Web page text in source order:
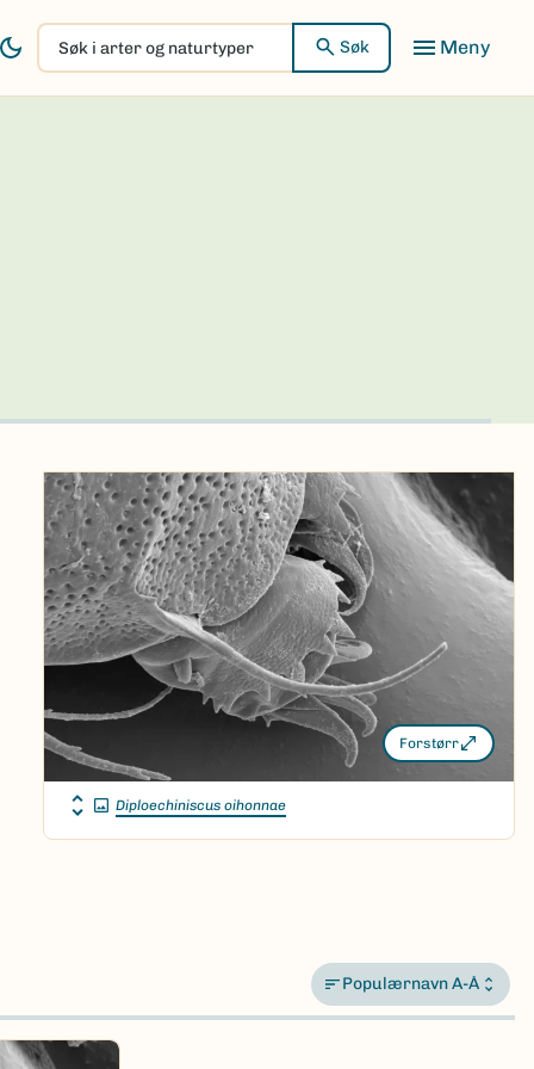
Søk
i
arter
Søk
Forstørr
Diploechiniscus oihonnae
Populærnavn A-Å